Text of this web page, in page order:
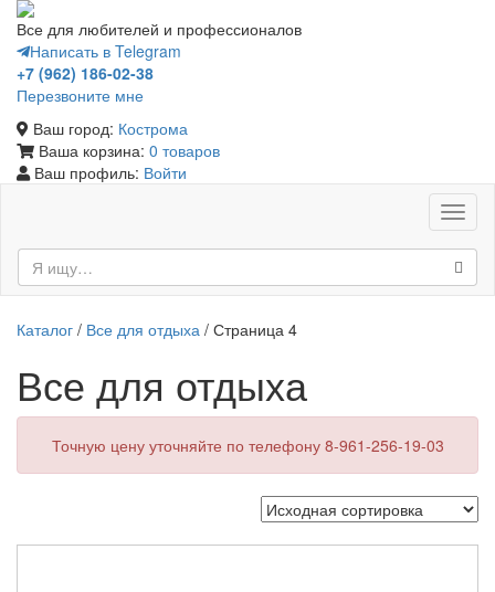
Все для любителей и профессионалов
Написать в Telegram
+7 (962) 186-02-38
Перезвоните мне
Ваш город: Кострома
Ваша корзина: 0 товаров
Ваш профиль: Войти
Каталог / Все для отдыха / Страница 4
Все для отдыха
Точную цену уточняйте по телефону 8-961-256-19-03